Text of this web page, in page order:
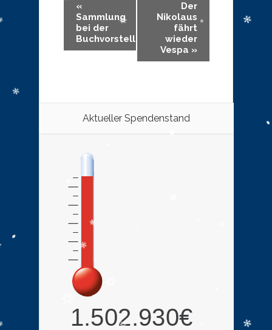
«
Sammlung
bei der
Buchvorstellung
Der
Nikolaus
fährt
wieder
Vespa »
Aktueller Spendenstand